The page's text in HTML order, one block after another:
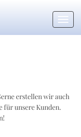
erstellen wir auch
für unsere Kunden.